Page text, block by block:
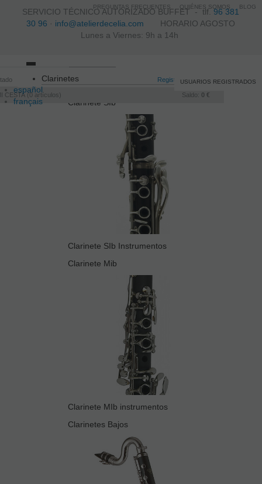
SERVICIO TÉCNICO AUTORIZADO BUFFET -tlf.96 381
30 96 · info@atelierdecelia.com HORARIO AGOSTO
Lunes a Viernes: 9h a 14h
español
français
Registro /Iniciar sesión
CESTA 0 artículos Saldo: 0 €
USUARIOS REGISTRADOS
navigation
Clarinetes
Clarinete SIb
Clarinete SIb Instrumentos
Clarinete Mib
Clarinete MIb instrumentos
Clarinetes Bajos
PREGUNTAS FRECUENTES QUIÉNES SOMOS BLOG